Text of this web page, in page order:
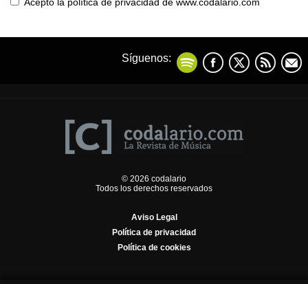
Síguenos:
© 2026 codalario
Todos los derechos reservados
Aviso Legal
Política de privacidad
Política de cookies